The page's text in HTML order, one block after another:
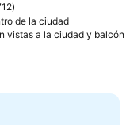
de la ciudad
vistas a la ciudad y balcón